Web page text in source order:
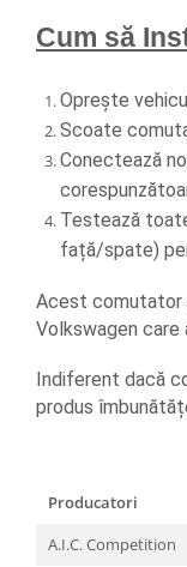
Cum să
Oprește
Scoate
Conectează
Testează
față/spate)
Acest comutator
Volkswagen
Indiferent dacă
produs
Producatori
A.I.C. Competition